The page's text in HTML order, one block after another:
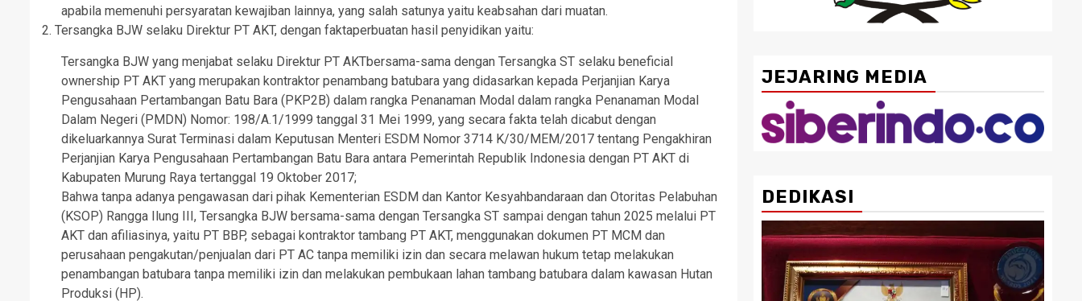
apabila memenuhi persyaratan kewajiban lainnya, yang salah satunya yaitu keabsahan dari muatan.
2. Tersangka BJW selaku Direktur PT AKT, dengan faktaperbuatan hasil penyidikan yaitu:
Tersangka BJW yang menjabat selaku Direktur PT AKTbersama-sama dengan Tersangka ST selaku beneficial
ownership PT AKT yang merupakan kontraktor penambang batubara yang didasarkan kepada Perjanjian Karya
Pengusahaan Pertambangan Batu Bara (PKP2B) dalam rangka Penanaman Modal dalam rangka Penanaman Modal
Dalam Negeri (PMDN) Nomor: 198/A.1/1999 tanggal 31 Mei 1999, yang secara fakta telah dicabut dengan
dikeluarkannya Surat Terminasi dalam Keputusan Menteri ESDM Nomor 3714 K/30/MEM/2017 tentang Pengakhiran
Perjanjian Karya Pengusahaan Pertambangan Batu Bara antara Pemerintah Republik Indonesia dengan PT AKT di
Kabupaten Murung Raya tertanggal 19 Oktober 2017;
Bahwa tanpa adanya pengawasan dari pihak Kementerian ESDM dan Kantor Kesyahbandaraan dan Otoritas Pelabuhan
(KSOP) Rangga Ilung III, Tersangka BJW bersama-sama dengan Tersangka ST sampai dengan tahun 2025 melalui PT
AKT dan afiliasinya, yaitu PT BBP, sebagai kontraktor tambang PT AKT, menggunakan dokumen PT MCM dan
perusahaan pengakutan/penjualan dari PT AC tanpa memiliki izin dan secara melawan hukum tetap melakukan
penambangan batubara tanpa memiliki izin dan melakukan pembukaan lahan tambang batubara dalam kawasan Hutan
Produksi (HP).
JEJARING MEDIA
DEDIKASI